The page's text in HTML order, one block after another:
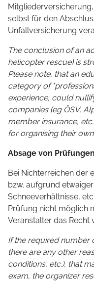
selbst für den
Unfallversicherung
The conclusion of an
helicopter rescue) is
Please note, that an
category of
experience, could
companies (eg ÖSV,
member insurance,
for organising their
Absage von
Bei Nichterreichen der
bzw. aufgrund
Schneeverhältnisse,
Prüfung nicht möglich
Veranstalter das Recht
If the required number
there are any other
conditions, etc.), that
exam, the organizer